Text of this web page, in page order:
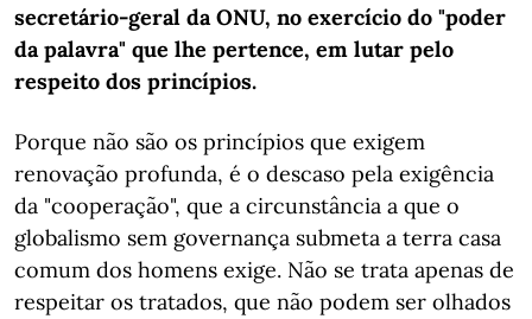
secretário-geral da ONU, no exercício do "poder
da palavra" que lhe pertence, em lutar pelo
respeito dos princípios.
Porque não são os princípios que exigem
renovação profunda, é o descaso pela exigência
da "cooperação", que a circunstância a que o
globalismo sem governança submeta a terra casa
comum dos homens exige. Não se trata apenas de
respeitar os tratados, que não podem ser olhados